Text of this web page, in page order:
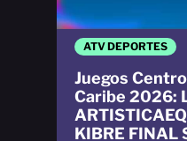
ATV DEPORTES
Juegos
Caribe 2026:
KIBRE FINAL